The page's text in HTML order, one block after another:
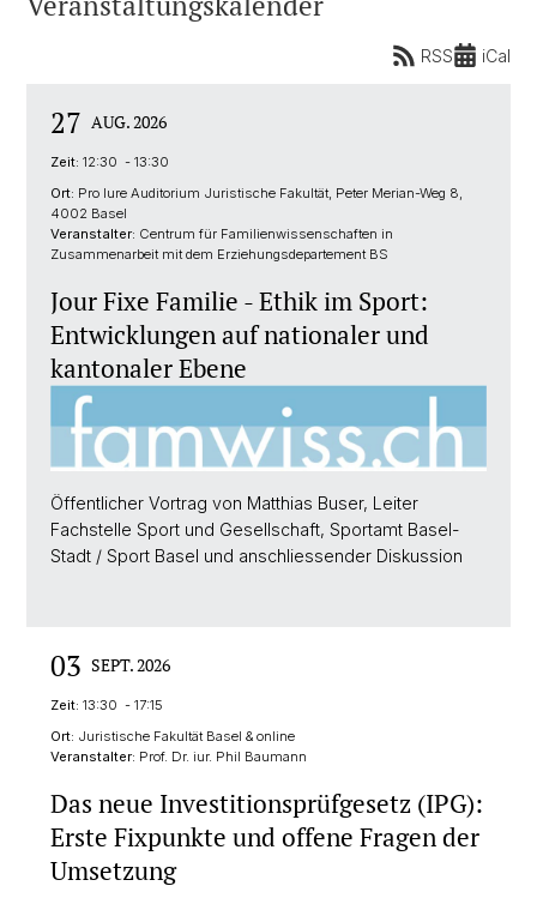
RSS iCal
27 AUG. 2026
Zeit: 12:30 - 13:30
Ort: Pro Iure Auditorium Juristische Fakultät, Peter Merian-Weg 8,
4002 Basel
Veranstalter: Centrum für Familienwissenschaften in
Zusammenarbeit mit dem Erziehungsdepartement BS
Jour Fixe Familie - Ethik im Sport:
Entwicklungen auf nationaler und
kantonaler Ebene
Öffentlicher Vortrag von Matthias Buser, Leiter
Fachstelle Sport und Gesellschaft, Sportamt Basel-
Stadt / Sport Basel und anschliessender Diskussion
03 SEPT. 2026
Zeit: 13:30 - 17:15
Ort: Juristische Fakultät Basel & online
Veranstalter: Prof. Dr. iur. Phil Baumann
Das neue Investitionsprüfgesetz (IPG):
Erste Fixpunkte und offene Fragen der
Umsetzung